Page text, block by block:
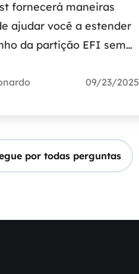
fornecerá maneiras
ajudar você a estender
da partição EFI sem
09/23/2025
por todas perguntas